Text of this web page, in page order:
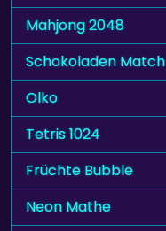
Mahjong 2048
Schokoladen Match
Olko
Tetris 1024
Früchte Bubble
Neon Mathe